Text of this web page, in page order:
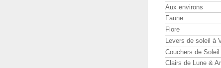
Aux environs
Faune
Flore
Levers de soleil à
Couchers de Soleil
Clairs de Lune &